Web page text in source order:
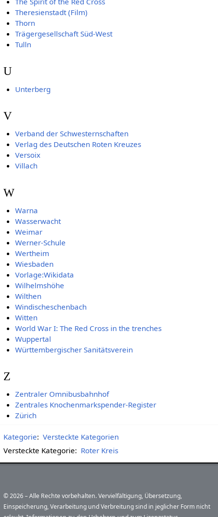
Theresienstadt (Film)
Thorn
Trägergesellschaft Süd-West
Tulln
U
Unterberg
V
Verband der Schwesternschaften
Verlag des Deutschen Roten Kreuzes
Versoix
Villach
W
Warna
Wasserwacht
Weimar
Werner-Schule
Wertheim
Wiesbaden
Vorlage:Wikidata
Wilhelmshöhe
Wilthen
Windischeschenbach
Witten
World War I: The Red Cross in the trenches
Wuppertal
Württembergischer Sanitätsverein
Z
Zentraler Omnibusbahnhof
Zentrales Knochenmarkspender-Register
Zürich
Kategorie: Versteckte Kategorien
Versteckte Kategorie: Roter Kreis
© 2026 – Alle Rechte vorbehalten. Vervielfältigung, Übersetzung,
Einspeicherung, Verarbeitung und Verbreitung sind in jeglicher Form nicht